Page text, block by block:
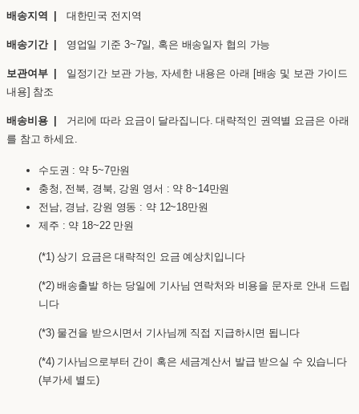
배송지역 | 대한민국 전지역
배송기간 | 영업일 기준 3~7일, 혹은 배송일자 협의 가능
보관여부 | 일정기간 보관 가능, 자세한 내용은 아래 [배송 및 보관 가이드
내용] 참조
배송비용 | 거리에 따라 요금이 달라집니다. 대략적인 권역별 요금은 아래
를 참고 하세요.
수도권 : 약 5~7만원
충청, 전북, 경북, 강원 영서 : 약 8~14만원
전남, 경남, 강원 영동 : 약 12~18만원
제주 : 약 18~22 만원
(*1) 상기 요금은 대략적인 요금 예상치입니다
(*2) 배송출발 하는 당일에 기사님 연락처와 비용을 문자로 안내 드립
니다
(*3) 물건을 받으시면서 기사님께 직접 지급하시면 됩니다
(*4) 기사님으로부터 간이 혹은 세금계산서 발급 받으실 수 있습니다
(부가세 별도)